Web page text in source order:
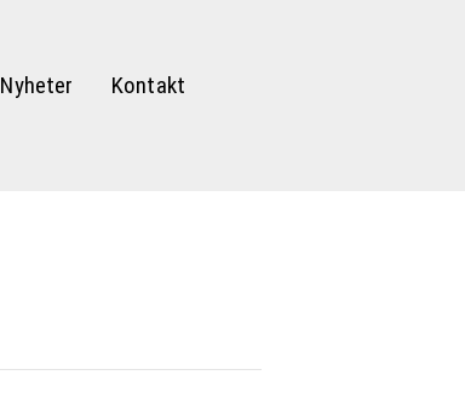
Nyheter Kontakt